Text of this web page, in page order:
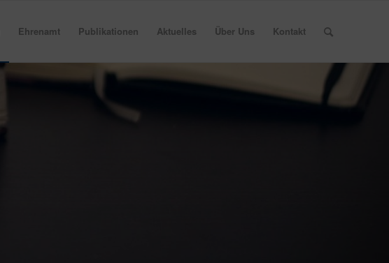
Ehrenamt Publikationen Aktuelles Über Uns Kontakt